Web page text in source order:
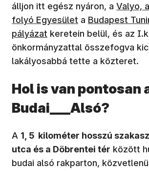
álljon itt egész nyáron, a Valyo,
folyó Egyesület a Budapest
pályázat keretein belül, és az
önkormányzattal összefogva
lakályosabbá tette a közteret.
Hol is van pontosan
Budai___Alsó?
A 1, 5 kilométer hosszú szakasz
utca és a Döbrentei tér között
budai alsó rakparton,